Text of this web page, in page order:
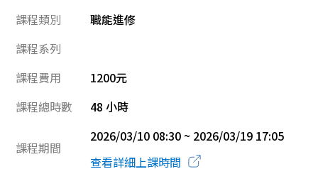
課程類別
職能進修
課程系列
課程費用
1200元
課程總時數
48 小時
課程期間
2026/03/10 08:30 ~ 2026/03/19 17:05
查看詳細上課時間